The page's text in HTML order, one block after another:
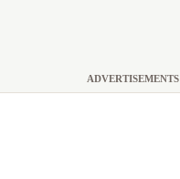
ADVERTISEMENTS